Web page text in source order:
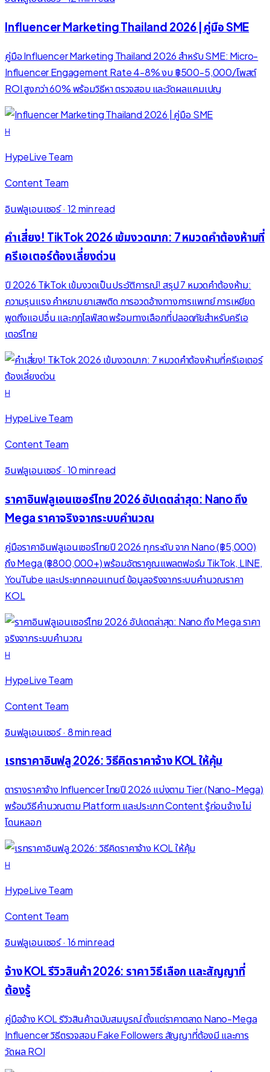
Influencer Marketing Thailand 2026 | คู่มือ SME
คู่มือ Influencer Marketing Thailand 2026 สำหรับ SME: Micro-
Influencer Engagement Rate 4-8% งบ ฿500-5,000/โพสต์
ROI สูงกว่า 60% พร้อมวิธีหา ตรวจสอบ และวัดผลแคมเปญ
H
HypeLive Team
Content Team
อินฟลูเอนเซอร์· 12 min read
คำเสี่ยง! TikTok 2026 เข้มงวดมาก: 7 หมวดคำต้องห้ามที่
ครีเอเตอร์ต้องเลี่ยงด่วน
ปี 2026 TikTok เข้มงวดเป็นประวัติการณ์! สรุป 7 หมวดคำต้องห้าม:
ความรุนแรง คำหยาบ ยาเสพติด การอวดอ้างทางการแพทย์ การเหยียด
พูดถึงแอปอื่น และกฎไลฟ์สด พร้อมทางเลือกที่ปลอดภัยสำหรับครีเอ
เตอร์ไทย
H
HypeLive Team
Content Team
อินฟลูเอนเซอร์· 10 min read
ราคาอินฟลูเอนเซอร์ไทย 2026 อัปเดตล่าสุด: Nano ถึง
Mega ราคาจริงจากระบบคำนวณ
คู่มือราคาอินฟลูเอนเซอร์ไทยปี 2026 ทุกระดับ จาก Nano (฿5,000)
ถึง Mega (฿800,000+) พร้อมอัตราคูณแพลตฟอร์ม TikTok, LINE,
YouTube และประเภทคอนเทนต์ ข้อมูลจริงจากระบบคำนวณราคา
KOL
H
HypeLive Team
Content Team
อินฟลูเอนเซอร์· 8 min read
เรทราคาอินฟลู 2026: วิธีคิดราคาจ้าง KOL ให้คุ้ม
ตารางราคาจ้าง Influencer ไทยปี 2026 แบ่งตาม Tier (Nano-Mega)
พร้อมวิธีคำนวณตาม Platform และประเภท Content รู้ก่อนจ้าง ไม่
โดนหลอก
H
HypeLive Team
Content Team
อินฟลูเอนเซอร์· 16 min read
จ้าง KOL รีวิวสินค้า 2026: ราคา วิธีเลือก และสัญญาที่
ต้องรู้
คู่มือจ้าง KOL รีวิวสินค้าฉบับสมบูรณ์ ตั้งแต่ราคาตลาด Nano-Mega
Influencer วิธีตรวจสอบ Fake Followers สัญญาที่ต้องมี และการ
วัดผล ROI